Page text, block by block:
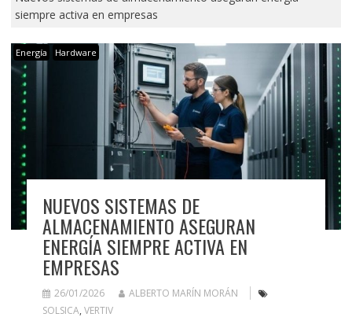
siempre activa en empresas
Energía Hardware
NUEVOS SISTEMAS DE
ALMACENAMIENTO ASEGURAN
ENERGÍA SIEMPRE ACTIVA EN
EMPRESAS
26/01/2026
ALBERTO MARÍN MORÁN
SOLSICA, VERTIV